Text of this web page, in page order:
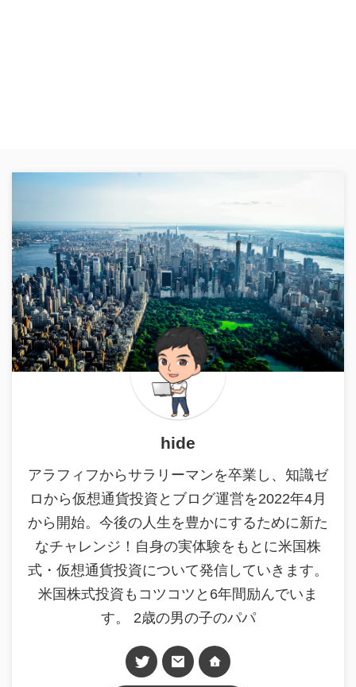
hide
アラフィフからサラリーマンを卒業し、知識ゼ
ロから仮想通貨投資とブログ運営を2022年4月
から開始。今後の人生を豊かにするために新た
なチャレンジ！自身の実体験をもとに米国株
式・仮想通貨投資について発信していきます。
米国株式投資もコツコツと6年間励んでいま
す。 2歳の男の子のパパ